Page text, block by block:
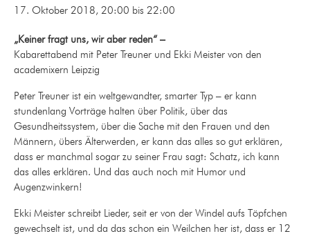
17. Oktober 2018, 20:00 bis 22:00
„Keiner fragt uns, wir aber reden“ –
Kabarettabend mit Peter Treuner und Ekki Meister von den
academixern Leipzig
Peter Treuner ist ein weltgewandter, smarter Typ – er kann
stundenlang Vorträge halten über Politik, über das
Gesundheitssystem, über die Sache mit den Frauen und den
Männern, übers Älterwerden, er kann das alles so gut erklären,
dass er manchmal sogar zu seiner Frau sagt: Schatz, ich kann
das alles erklären. Und das auch noch mit Humor und
Augenzwinkern!
Ekki Meister schreibt Lieder, seit er von der Windel aufs Töpfchen
gewechselt ist, und da das schon ein Weilchen her ist, dass er 12